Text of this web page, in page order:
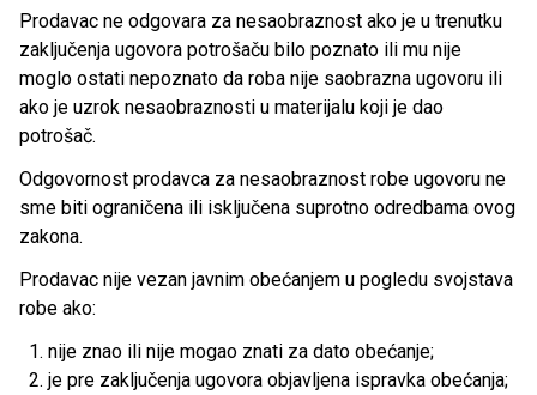
Prodavac ne odgovara za nesaobraznost ako je u trenutku
zaključenja ugovora potrošaču bilo poznato ili mu nije
moglo ostati nepoznato da roba nije saobrazna ugovoru ili
ako je uzrok nesaobraznosti u materijalu koji je dao
potrošač.
Odgovornost prodavca za nesaobraznost robe ugovoru ne
sme biti ograničena ili isključena suprotno odredbama ovog
zakona.
Prodavac nije vezan javnim obećanjem u pogledu svojstava
robe ako:
nije znao ili nije mogao znati za dato obećanje;
je pre zaključenja ugovora objavljena ispravka obećanja;